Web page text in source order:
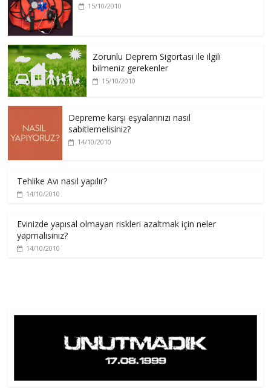
15/10/2010
Zorunlu Deprem Sigortası ile ilgili
bilmeniz gerekenler
15/10/2010
Depreme karşı eşyalarınızı nasıl
sabitlemelisiniz?
14/10/2010
Tehlike Avı nasıl yapılır?
14/10/2010
Evinizde yapısal olmayan riskleri azaltmak için neler
yapmalısınız?
14/10/2010